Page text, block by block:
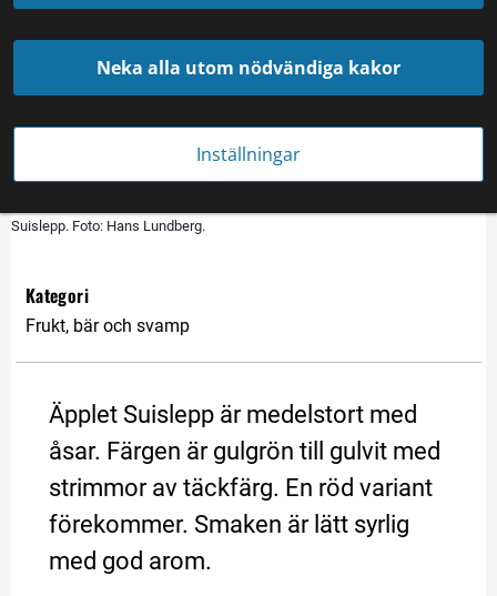
Neka alla utom nödvändiga kakor
Inställningar
Suislepp. Foto: Hans Lundberg.
Kategori
Frukt, bär och svamp
Äpplet Suislepp är medelstort med
åsar. Färgen är gulgrön till gulvit med
strimmor av täckfärg. En röd variant
förekommer. Smaken är lätt syrlig
med god arom.